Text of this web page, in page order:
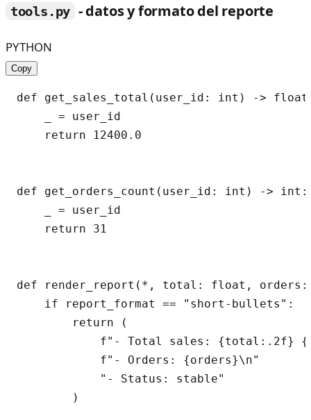
tools.py - datos y formato del reporte
PYTHON
Copy
def get_sales_total(user_id: int) ->
    _ = user_id
    return 12400.0
def get_orders_count(user_id: int) -> int:
    _ = user_id
    return 31
def render_report(*, total: float,
    if report_format == "short-bullets":
        return (
f"- Total sales: {total:.2f}
            f"- Orders: {orders}\n"
            "- Status: stable"
        )